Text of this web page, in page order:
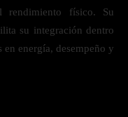
físico. Su
su integración dentro
en energía, desempeño y